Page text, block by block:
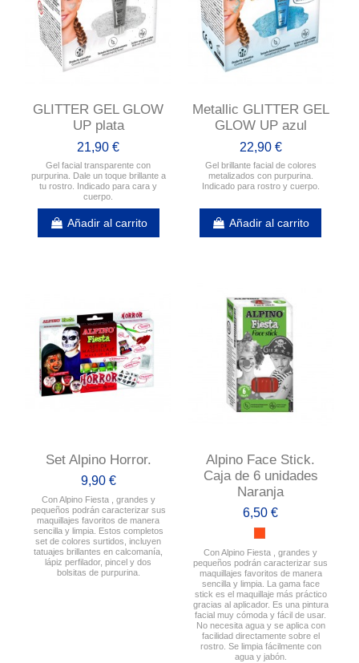
GLITTER GEL GLOW
UP plata
21,90 €
Gel facial transparente con
purpurina. Dale un toque brillante a
tu rostro. Indicado para cara y
cuerpo.
Añadir al carrito
Metallic GLITTER GEL
GLOW UP azul
22,90 €
Gel brillante facial de colores
metalizados con purpurina.
Indicado para rostro y cuerpo.
Añadir al carrito
Set Alpino Horror.
9,90 €
Con Alpino Fiesta , grandes y
pequeños podrán caracterizar sus
maquillajes favoritos de manera
sencilla y limpia. Estos completos
set de colores surtidos, incluyen
tatuajes brillantes en calcomanía,
lápiz perfilador, pincel y dos
bolsitas de purpurina.
Alpino Face Stick.
Caja de 6 unidades
Naranja
6,50 €
Con Alpino Fiesta , grandes y
pequeños podrán caracterizar sus
maquillajes favoritos de manera
sencilla y limpia. La gama face
stick es el maquillaje más práctico
gracias al aplicador. Es una pintura
facial muy cómoda y fácil de usar.
No necesita agua y se aplica con
facilidad directamente sobre el
rostro. Se limpia fácilmente con
agua y jabón.